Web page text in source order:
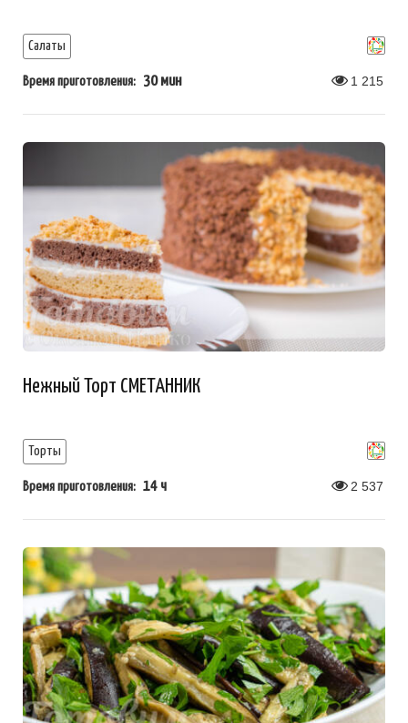
Салаты
Время приготовления: 30 мин 1 215
Нежный Торт СМЕТАННИК
Торты
Время приготовления: 14 ч 2 537